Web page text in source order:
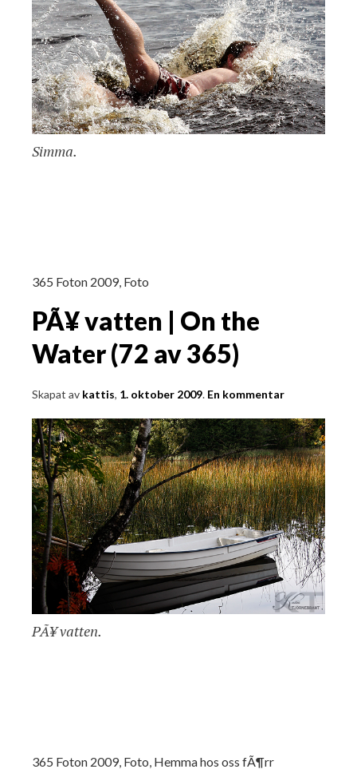
Simma.
365 Foton 2009, Foto
PÃ¥ vatten | On the
Water (72 av 365)
Skapat av kattis, 1. oktober 2009. En kommentar
PÃ¥ vatten.
365 Foton 2009, Foto Hemma hos oss fÃ¶rr